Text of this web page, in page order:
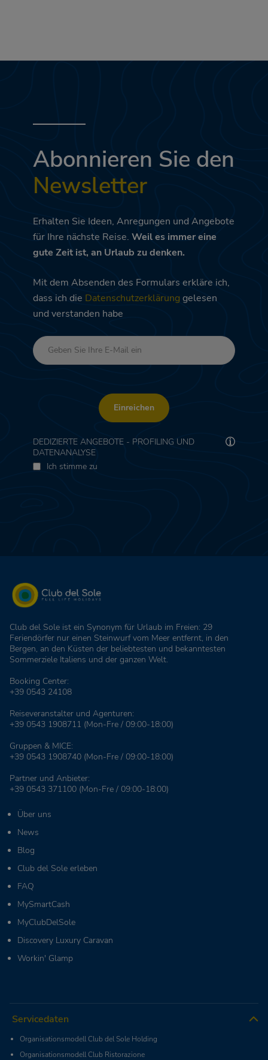
Abonnieren Sie den
Newsletter
Erhalten Sie Ideen, Anregungen und Angebote
für Ihre nächste Reise. Weil es immer eine
gute Zeit ist, an Urlaub zu denken.
Mit dem Absenden des Formulars erkläre ich,
dass ich die Datenschutzerklärung gelesen
und verstanden habe
Einreichen
DEDIZIERTE ANGEBOTE - PROFILING UND
DATENANALYSE
Ich stimme zu
Club del Sole ist ein Synonym für Urlaub im Freien: 29
Feriendörfer nur einen Steinwurf vom Meer entfernt, in den
Bergen, an den Küsten der beliebtesten und bekanntesten
Sommerziele Italiens und der ganzen Welt.
Booking Center:
+39 0543 24108
Reiseveranstalter und Agenturen:
+39 0543 1908711 (Mon-Fre / 09:00-18:00)
Gruppen & MICE:
+39 0543 1908740 (Mon-Fre / 09:00-18:00)
Partner und Anbieter:
+39 0543 371100 (Mon-Fre / 09:00-18:00)
Über uns
News
Blog
Club del Sole erleben
FAQ
MySmartCash
MyClubDelSole
Discovery Luxury Caravan
Workin' Glamp
Servicedaten
Organisationsmodell Club del Sole Holding
Organisationsmodell Club Ristorazione